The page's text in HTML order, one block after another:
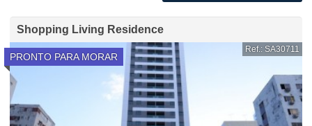
Shopping Living Residence
PRONTO PARA MORAR
Ref.: SA30711